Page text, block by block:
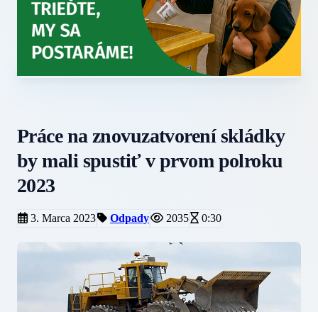
Práce na znovuzatvorení skládky
by mali spustiť v prvom polroku
2023
3. Marca 2023 Odpady 2035 0:30